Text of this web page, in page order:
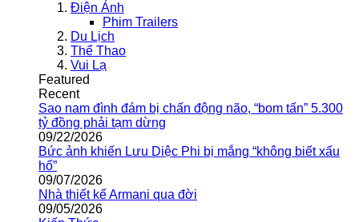
Điện Ảnh
Phim Trailers
Du Lịch
Thể Thao
Vui Lạ
Featured
Recent
Sao nam đình đám bị chấn động não, “bom tấn” 5.300
tỷ đồng phải tạm dừng
09/22/2026
Bức ảnh khiến Lưu Diệc Phi bị mắng “không biết xấu
hổ”
09/07/2026
Nhà thiết kế Armani qua đời
09/05/2026